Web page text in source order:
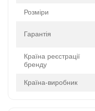
Розміри
Гарантія
Країна реєстрації
бренду
Країна-виробник